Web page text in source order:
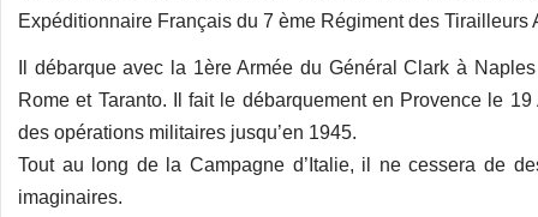
Expéditionnaire Français du 7 ème Régiment des Tirailleurs
Il débarque avec la 1ère Armée du Général Clark à
Rome et Taranto. Il fait le débarquement en Provence le
des opérations militaires jusqu’en 1945.
Tout au long de la Campagne d’Italie, il ne cessera de
imaginaires.